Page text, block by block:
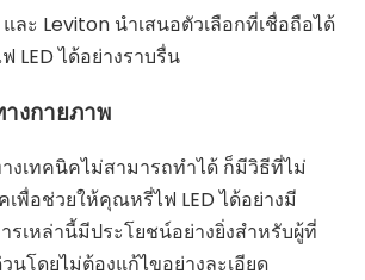
ละ Leviton นำเสนอตัวเลือกที่เชื่อถือได้
LED ได้อย่างราบรื่น
งกายภาพ
เทคนิคไม่สามารถทำได้ ก็มีวิธีที่ไม่
เพื่อช่วยให้คุณหรี่ไฟ LED ได้อย่างมี
รเหล่านี้มีประโยชน์อย่างยิ่งสำหรับผู้ที่
นโดยไม่ต้องแก้ไขอย่างละเอียด